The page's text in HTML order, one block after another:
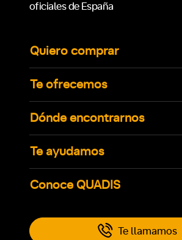
oficiales de España
Quiero comprar
Te ofrecemos
Dónde encontrarnos
Te ayudamos
Conoce QUADIS
Te llamamos